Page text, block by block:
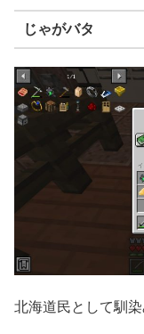
じゃがバタ
北海道民として馴染